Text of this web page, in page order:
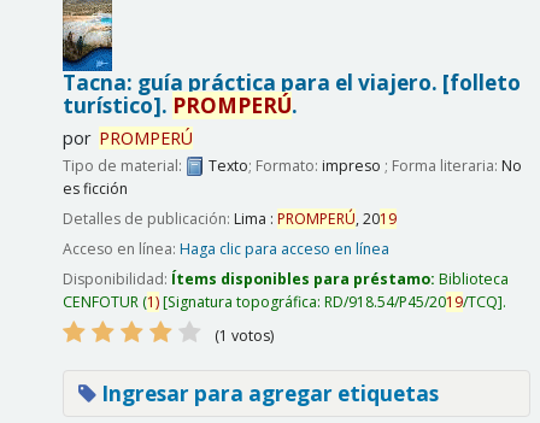
Tacna: guía práctica para el viajero. [folleto
turístico]. PROMPERÚ.
por PROMPERÚ
Tipo de material: Texto; Formato: impreso ; Forma literaria: No
es ficción
Detalles de publicación: Lima : PROMPERÚ,2019
Acceso en línea: Haga clic para acceso en línea
Disponibilidad: Ítems disponibles para préstamo: Biblioteca
CENFOTUR(1) Signatura topográfica: RD/918.54/P45/2019/TCQ .
(1 votos)
Ingresar para agregar etiquetas